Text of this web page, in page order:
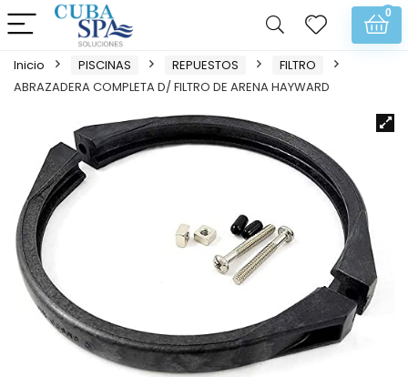
0
Inicio PISCINAS REPUESTOS
FILTRO
ABRAZADERA COMPLETA D/ FILTRO DE ARENA HAYWARD